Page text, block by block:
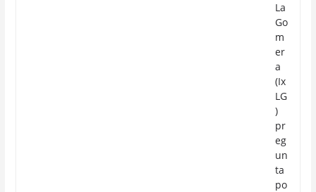
La
Go
m
er
a
(Ix
LG
)
pr
eg
un
ta
po